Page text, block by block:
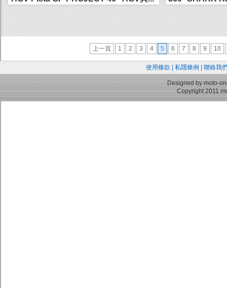
頭...
上一頁 1 2 3 4 5 6 7 8 9 10
使用條款 私隱條例 聯絡我
Designed by moto-
Copyright 2011